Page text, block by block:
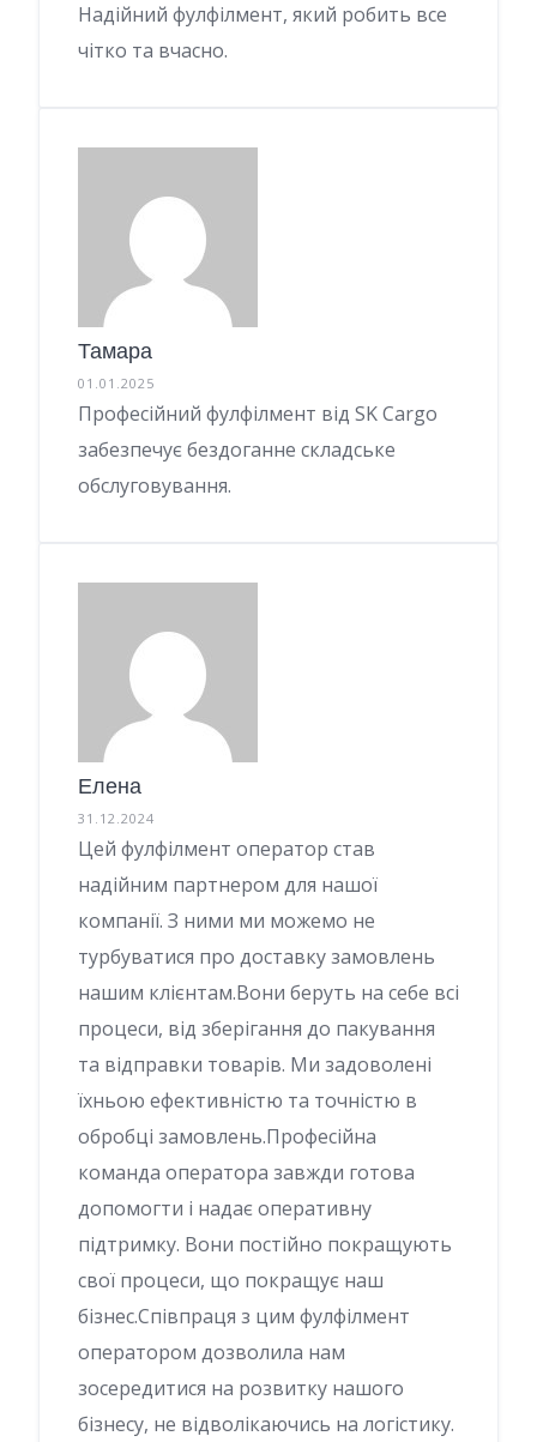
Надійний фулфілмент, який робить все
чітко та вчасно.
Тамара
01.01.2025
Професійний фулфілмент від SK Cargo
забезпечує бездоганне складське
обслуговування.
Елена
31.12.2024
Цей фулфілмент оператор став
надійним партнером для нашої
компанії. З ними ми можемо не
турбуватися про доставку замовлень
нашим клієнтам.Вони беруть на себе всі
процеси, від зберігання до пакування
та відправки товарів. Ми задоволені
їхньою ефективністю та точністю в
обробці замовлень.Професійна
команда оператора завжди готова
допомогти і надає оперативну
підтримку. Вони постійно покращують
свої процеси, що покращує наш
бізнес.Співпраця з цим фулфілмент
оператором дозволила нам
зосередитися на розвитку нашого
бізнесу, не відволікаючись на логістику.